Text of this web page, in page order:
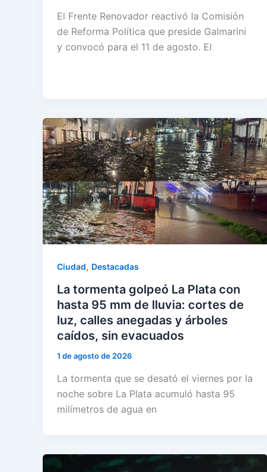
El Frente Renovador reactivó la Comisión
de Reforma Política que preside Galmarini
y convocó para el 11 de agosto. El
Ciudad, Destacadas
La tormenta golpeó La Plata con
hasta 95 mm de lluvia: cortes de
luz, calles anegadas y árboles
caídos, sin evacuados
1 de agosto de 2026
La tormenta que se desató el viernes por la
noche sobre La Plata acumuló hasta 95
milímetros de agua en